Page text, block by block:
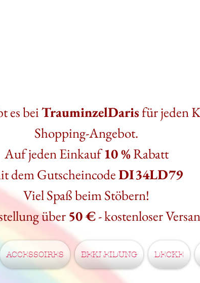
es beiTrauminzelDarisfür jeden
Shopping-Angebot.
Auf jeden Einkauf10 %Rabatt
dem GutscheincodeDI34LD79
Viel Spaß beim Stöbern!
über50 €- kostenloser
ACCESSOIRES BEKLEIDUNG DECKE